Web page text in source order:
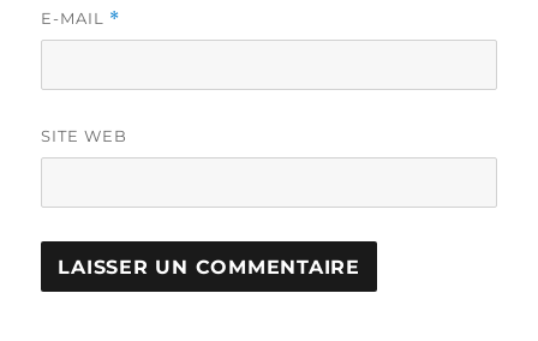
E-MAIL *
SITE WEB